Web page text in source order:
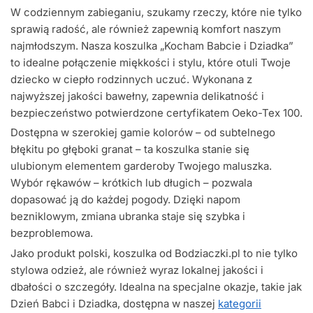
W codziennym zabieganiu, szukamy rzeczy, które nie tylko
sprawią radość, ale również zapewnią komfort naszym
najmłodszym. Nasza koszulka „Kocham Babcie i Dziadka”
to idealne połączenie miękkości i stylu, które otuli Twoje
dziecko w ciepło rodzinnych uczuć. Wykonana z
najwyższej jakości bawełny, zapewnia delikatność i
bezpieczeństwo potwierdzone certyfikatem Oeko-Tex 100.
Dostępna w szerokiej gamie kolorów – od subtelnego
błękitu po głęboki granat – ta koszulka stanie się
ulubionym elementem garderoby Twojego maluszka.
Wybór rękawów – krótkich lub długich – pozwala
dopasować ją do każdej pogody. Dzięki napom
bezniklowym, zmiana ubranka staje się szybka i
bezproblemowa.
Jako produkt polski, koszulka od Bodziaczki.pl to nie tylko
stylowa odzież, ale również wyraz lokalnej jakości i
dbałości o szczegóły. Idealna na specjalne okazje, takie jak
Dzień Babci i Dziadka, dostępna w naszej kategorii